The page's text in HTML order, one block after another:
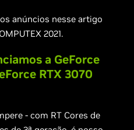
anúncios nesse artigo
2021.
a GeForce
RTX 3070
- com RT Cores de